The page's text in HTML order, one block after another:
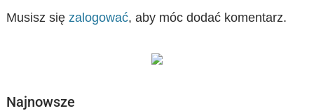
Musisz sięzalogować, aby móc dodać komentarz.
Najnowsze